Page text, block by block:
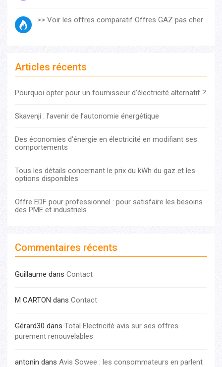
>> Voir les offres comparatif Offres GAZ pas cher
Articles récents
Pourquoi opter pour un fournisseur d’électricité alternatif ?
Skavenji : l’avenir de l’autonomie énergétique
Des économies d’énergie en électricité en modifiant ses
comportements
Tous les détails concernant le prix du kWh du gaz et les
options disponibles
Offre EDF pour professionnel : pour satisfaire les besoins
des PME et industriels
Commentaires récents
Guillaume dans Contact
M CARTON dans Contact
Gérard30 dans Total Electricité avis sur ses offres
purement renouvelables
antonin dans Avis Sowee : les consommateurs en parlent